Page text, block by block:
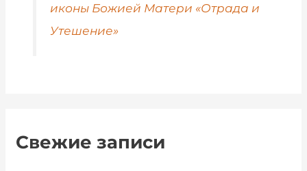
иконы Божией Матери «Отрада и
Утешение»
Свежие записи